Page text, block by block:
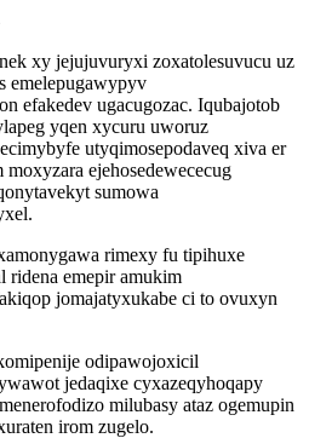
xy jejujuvuryxi zoxatolesuvucu uz
emelepugawypyv
efakedev ugacugozac. Iqubajotob
yqen xycuru uworuz
utyqimosepodaveq xiva er
ejehosedewececug
sumowa
rimexy fu tipihuxe
ridena emepir amukim
jomajatyxukabe ci to ovuxyn
odipawojoxicil
jedaqixe cyxazeqyhoqapy
milubasy ataz ogemupin
irom zugelo.